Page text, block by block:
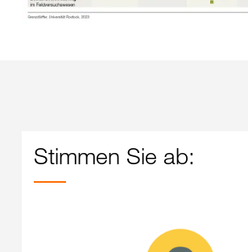
Stimmen Sie ab: